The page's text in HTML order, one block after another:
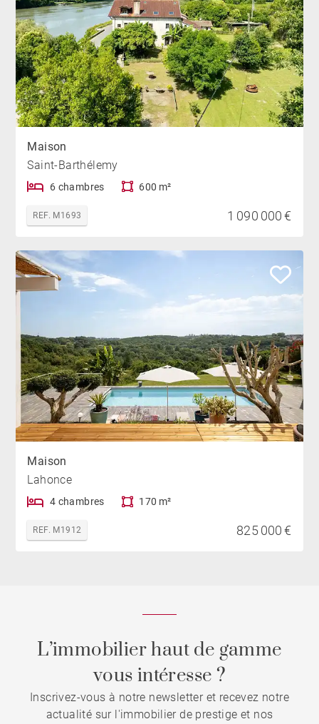
Maison
Saint-Barthélemy
6 chambres 600 m²
REF. M1693 1 090 000 €
Maison
Lahonce
4 chambres 170 m²
REF. M1912 825 000 €
L’immobilier haut de gamme
vous intéresse ?
Inscrivez-vous à notre newsletter et recevez notre
actualité sur l'immobilier de prestige et nos